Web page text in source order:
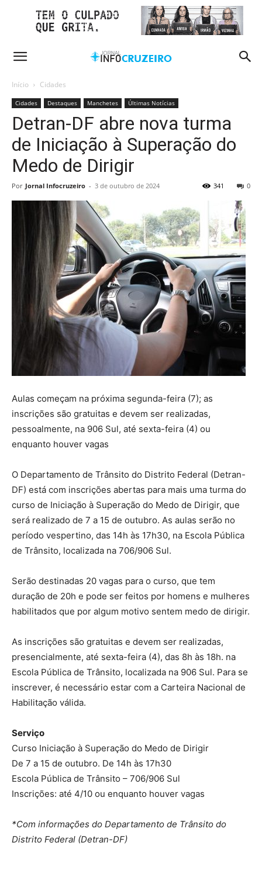
Início Cidades
Cidades Destaques Manchetes Últimas Notícias
Detran-DF abre nova turma
de Iniciação à Superação do
Medo de Dirigir
Por Jornal Infocruzeiro - 3 de outubro de 2024 0
341
Aulas começam na próxima segunda-feira (7); as
inscrições são gratuitas e devem ser realizadas,
pessoalmente, na 906 Sul, até sexta-feira (4) ou
enquanto houver vagas
O Departamento de Trânsito do Distrito Federal (Detran-
DF) está com inscrições abertas para mais uma turma do
curso de Iniciação à Superação do Medo de Dirigir, que
será realizado de 7 a 15 de outubro. As aulas serão no
período vespertino, das 14h às 17h30, na Escola Pública
de Trânsito, localizada na 706/906 Sul.
Serão destinadas 20 vagas para o curso, que tem
duração de 20h e pode ser feitos por homens e mulheres
habilitados que por algum motivo sentem medo de dirigir.
As inscrições são gratuitas e devem ser realizadas,
presencialmente, até sexta-feira (4), das 8h às 18h. na
Escola Pública de Trânsito, localizada na 906 Sul. Para se
inscrever, é necessário estar com a Carteira Nacional de
Habilitação válida.
Serviço
Curso Iniciação à Superação do Medo de Dirigir
De 7 a 15 de outubro. De 14h às 17h30
Escola Pública de Trânsito – 706/906 Sul
Inscrições: até 4/10 ou enquanto houver vagas
*Com informações do Departamento de Trânsito do
Distrito Federal (Detran-DF)